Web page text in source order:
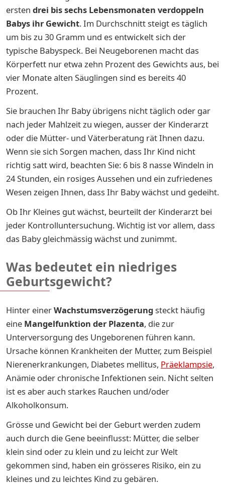
ersten drei bis sechs Lebensmonaten verdoppeln
Babys ihr Gewicht. Im Durchschnitt steigt es täglich
um bis zu 30 Gramm und es entwickelt sich der
typische Babyspeck. Bei Neugeborenen macht das
Körperfett nur etwa zehn Prozent des Gewichts aus, bei
vier Monate alten Säuglingen sind es bereits 40
Prozent.
Sie brauchen Ihr Baby übrigens nicht täglich oder gar
nach jeder Mahlzeit zu wiegen, ausser der Kinderarzt
oder die Mütter- und Väterberatung rät Ihnen dazu.
Wenn sie sich Sorgen machen, dass Ihr Kind nicht
richtig satt wird, beachten Sie: 6 bis 8 nasse Windeln in
24 Stunden, ein rosiges Aussehen und ein zufriedenes
Wesen zeigen Ihnen, dass Ihr Baby wächst und gedeiht.
Ob Ihr Kleines gut wächst, beurteilt der Kinderarzt bei
jeder Kontrolluntersuchung. Wichtig ist vor allem, dass
das Baby gleichmässig wächst und zunimmt.
Was bedeutet ein niedriges
Geburtsgewicht?
Hinter einerWachstumsverzögerungsteckt häufig
eine Mangelfunktion der Plazenta, die zur
Unterversorgung des Ungeborenen führen kann.
Ursache können Krankheiten der Mutter, zum Beispiel
Nierenerkrankungen, Diabetes mellitus, Präeklampsie,
Anämie oder chronische Infektionen sein. Nicht selten
ist es aber auch starkes Rauchen und/oder
Alkoholkonsum.
Grösse und Gewicht bei der Geburt werden zudem
auch durch die Gene beeinflusst: Mütter, die selber
klein sind oder zu klein und zu leicht zur Welt
gekommen sind, haben ein grösseres Risiko, ein zu
kleines und zu leichtes Kind zu gebären.